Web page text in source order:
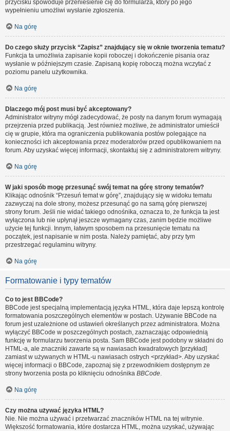
przycisku spowoduje przeniesienie cię do formularza, który po jego
wypełnieniu umożliwi wysłanie zgłoszenia.
Na górę
Do czego służy przycisk “Zapisz” znajdujący się w oknie tworzenia tematu?
Funkcja ta umożliwia zapisanie kopii roboczej i dokończenie pisania oraz
wysłanie w późniejszym czasie. Zapisaną kopię roboczą można wczytać z
poziomu panelu użytkownika.
Na górę
Dlaczego mój post musi być akceptowany?
Administrator witryny mógł zadecydować, że posty na danym forum wymagają
przejrzenia przed publikacją. Jest również możliwe, że administrator umieścił
cię w grupie, która ma ograniczenia publikowania postów polegające na
konieczności ich akceptowania przez moderatorów przed opublikowaniem na
forum. Aby uzyskać więcej informacji, skontaktuj się z administratorem witryny.
Na górę
W jaki sposób mogę przesunąć swój temat na górę strony tematów?
Klikając odnośnik “Przesuń temat w górę”, znajdujący się w widoku tematu
zazwyczaj na dole strony, możesz przesunąć go na samą górę pierwszej
strony forum. Jeśli nie widać takiego odnośnika, oznacza to, że funkcja ta jest
wyłączona lub nie upłynął jeszcze wymagany czas, zanim będzie możliwe
użycie tej funkcji. Innym, łatwym sposobem na przesunięcie tematu na
początek, jest napisanie w nim posta. Należy pamiętać, aby przy tym
przestrzegać regulaminu witryny.
Na górę
Formatowanie i typy tematów
Co to jest BBCode?
BBCode jest specjalną implementacją języka HTML, która daje lepszą kontrolę
formatowania poszczególnych elementów w postach. Używanie BBCode na
forum jest uzależnione od ustawień określanych przez administratora. Można
wyłączyć BBCode w poszczególnych postach, zaznaczając odpowiednią
funkcję w formularzu tworzenia posta. Sam BBCode jest podobny w składni do
HTML-a, ale znaczniki zawarte są w nawiasach kwadratowych [przykład]
zamiast w używanych w HTML-u nawiasach ostrych <przykład>. Aby uzyskać
więcej informacji o BBCode, zapoznaj się z przewodnikiem dostępnym ze
strony tworzenia posta po kliknięciu odnośnika BBCode.
Na górę
Czy można używać języka HTML?
Nie. Nie można używać i przetwarzać znaczników HTML na tej witrynie.
Większość formatowania, które dostarcza HTML, można uzyskać, używając